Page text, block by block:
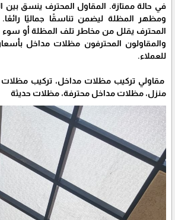
في حالة ممتازة. المقاول المحترف ينسق بين
ومظهر المظلة ليضمن تناسقًا جماليًا رائعًا.
المحترف يقلل من مخاطر تلف المظلة أو سوء
والمقاولون المحترفون مظلات مداخل
للعملاء.
مقاولي تركيب مظلات مداخل، تركيب
منزل، مظلات مداخل محترفة، مظلات حديثة